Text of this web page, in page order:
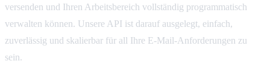
versenden und Ihren Arbeitsbereich vollständig programmatisch
verwalten können. Unsere API ist darauf ausgelegt, einfach,
zuverlässig und skalierbar für all Ihre E-Mail-Anforderungen zu
sein.